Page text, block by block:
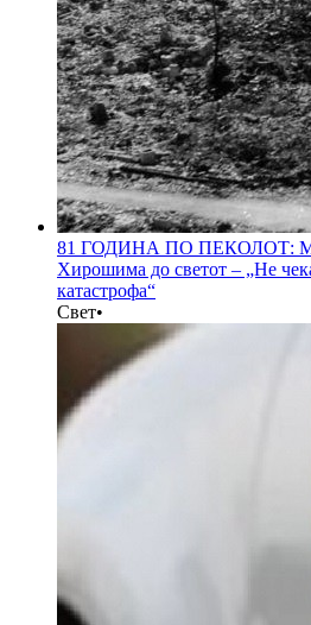
81 ГОДИНА ПО ПЕКОЛОТ:
Хирошима до светот – „Не
катастрофа“
Свет•